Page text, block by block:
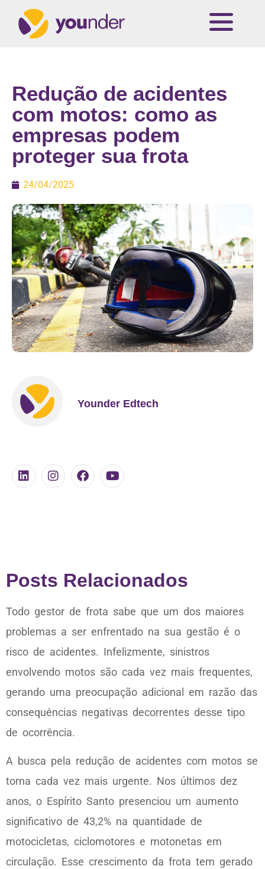
Redução de acidentes
com motos: como as
empresas podem
proteger sua frota
24/04/2025
Younder Edtech
Posts Relacionados
Todo gestor de frota sabe que um dos maiores
problemas a ser enfrentado na sua gestão é o
risco de acidentes. Infelizmente, sinistros
envolvendo motos são cada vez mais frequentes,
gerando uma preocupação adicional em razão das
consequências negativas decorrentes desse tipo
de ocorrência.
A busca pela redução de acidentes com motos se
torna cada vez mais urgente. Nos últimos dez
anos, o Espírito Santo presenciou um aumento
significativo de 43,2% na quantidade de
motocicletas, ciclomotores e motonetas em
circulação. Esse crescimento da frota tem gerado